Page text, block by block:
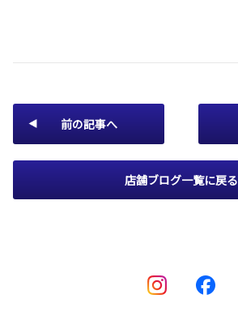
前の記事へ
店舗ブログ一覧に戻る